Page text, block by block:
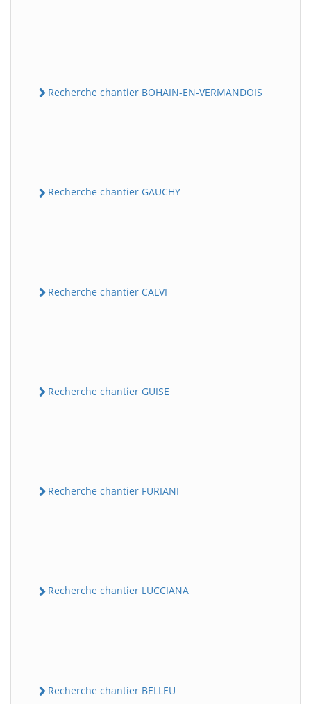
Recherche chantier BOHAIN-EN-VERMANDOIS
Recherche chantier GAUCHY
Recherche chantier CALVI
Recherche chantier GUISE
Recherche chantier FURIANI
Recherche chantier LUCCIANA
Recherche chantier BELLEU